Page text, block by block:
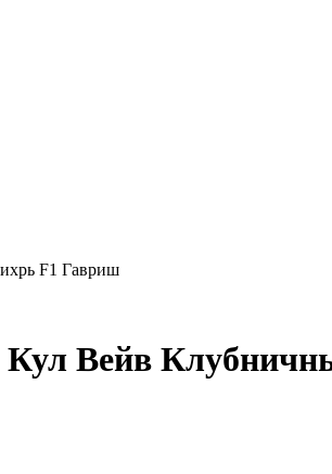
F1 Гавриш
Вейв